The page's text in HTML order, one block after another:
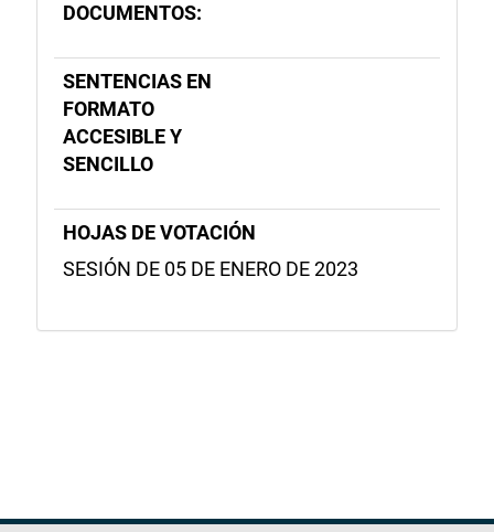
DOCUMENTOS:
SENTENCIAS EN
FORMATO
ACCESIBLE Y
SENCILLO
HOJAS DE VOTACIÓN
SESIÓN DE 05 DE ENERO DE 2023